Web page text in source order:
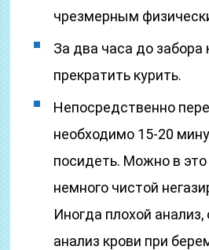
чрезмерным
За два часа до забора
прекратить курить.
Непосредственно
необходимо 15-20
посидеть. Можно в
немного чистой
Иногда плохой
анализ крови при